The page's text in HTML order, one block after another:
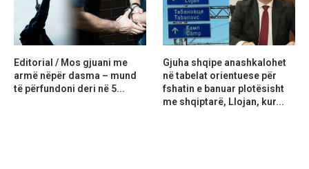
Editorial / Mos gjuani me
armë nëpër dasma – mund
të përfundoni deri në 5...
Gjuha shqipe anashkalohet
në tabelat orientuese për
fshatin e banuar plotësisht
me shqiptarë, Llojan, kur...